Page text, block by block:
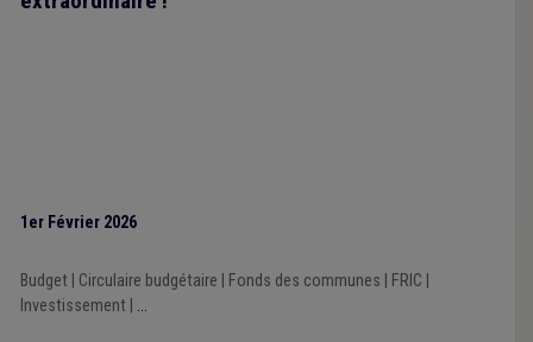
1er Février 2026
Budget| Circulaire budgétaire Fonds des communes FRIC
Investissement| ...